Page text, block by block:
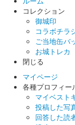
コレクション
御城印
コラボチラ
ご当地缶バ
お城トレカ
閉じる
マイページ
各種プロフィー
マイベスト
投稿した写
回答した読